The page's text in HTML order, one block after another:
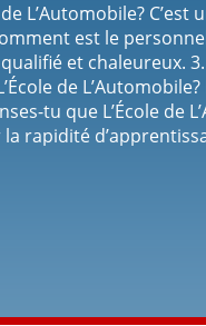
L’Automobile? C’est
est le personnel
et chaleureux.
de
tu que L’École de
rapidité
L’École de
général en